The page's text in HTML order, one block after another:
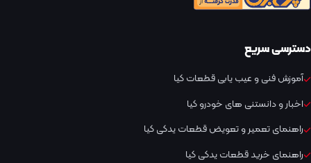
دسترسی سریع
آموزش فنی و عیب یابی قطعات کیا
اخبار و دانستنی های خودرو کیا
راهنمای تعمیر و تعویض قطعات یدکی کیا
راهنمای خرید قطعات یدکی کیا